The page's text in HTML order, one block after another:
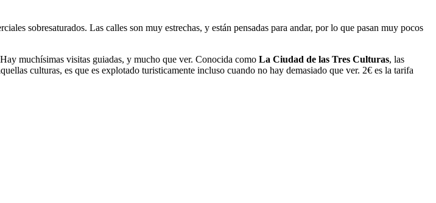
sobresaturados. Las calles son muy estrechas, y están pensadas para andar, por lo que pasan muy pocos
muchísimas visitas guiadas, y mucho que ver. Conocida como La Ciudad de las Tres Culturas, las
culturas, es que es explotado turisticamente incluso cuando no hay demasiado que ver. 2€ es la tarifa